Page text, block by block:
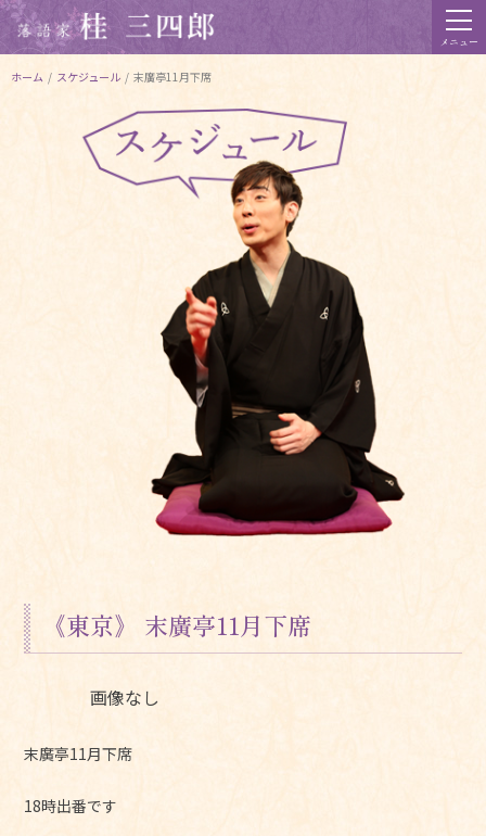
メニュー
ホーム / スケジュール / 末廣亭11月下席
《東京》 末廣亭11月下席
画像なし
末廣亭11月下席
18時出番です